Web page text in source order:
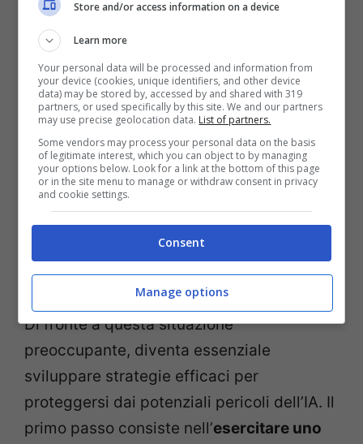
serie e dannose.
Questo problema viene ulteriormente
aggravato dallaqualità dei datisu cui le IA
vengono addestrate. Con l’aumento dei
contenuti generati dall’intelligenza
artificiale sul web, i nuovi modelli sono
spesso formati su informazioni già filtrate
o distorte da precedenti sistemi IA,
creando un circolo vizioso che degrada
ulteriormente la loro affidabilità.
Di fronte a questa situazione
preoccupante, diventa essenziale
sviluppare strategie efficaci per
proteggersi dai potenziali pericoli dell’IA. Il
primo passo consiste nell’esercitare uno
Store and/or access information on a device
Learn more
Your personal data will be processed and information from
your device (cookies, unique identifiers, and other device
data) may be stored by, accessed by and shared with 319
partners, or used specifically by this site. We and our partners
may use precise geolocation data. List of partners.
Some vendors may process your personal data on the basis
of legitimate interest, which you can object to by managing
your options below. Look for a link at the bottom of this page
or in the site menu to manage or withdraw consent in privacy
and cookie settings.
Consent
Manage options